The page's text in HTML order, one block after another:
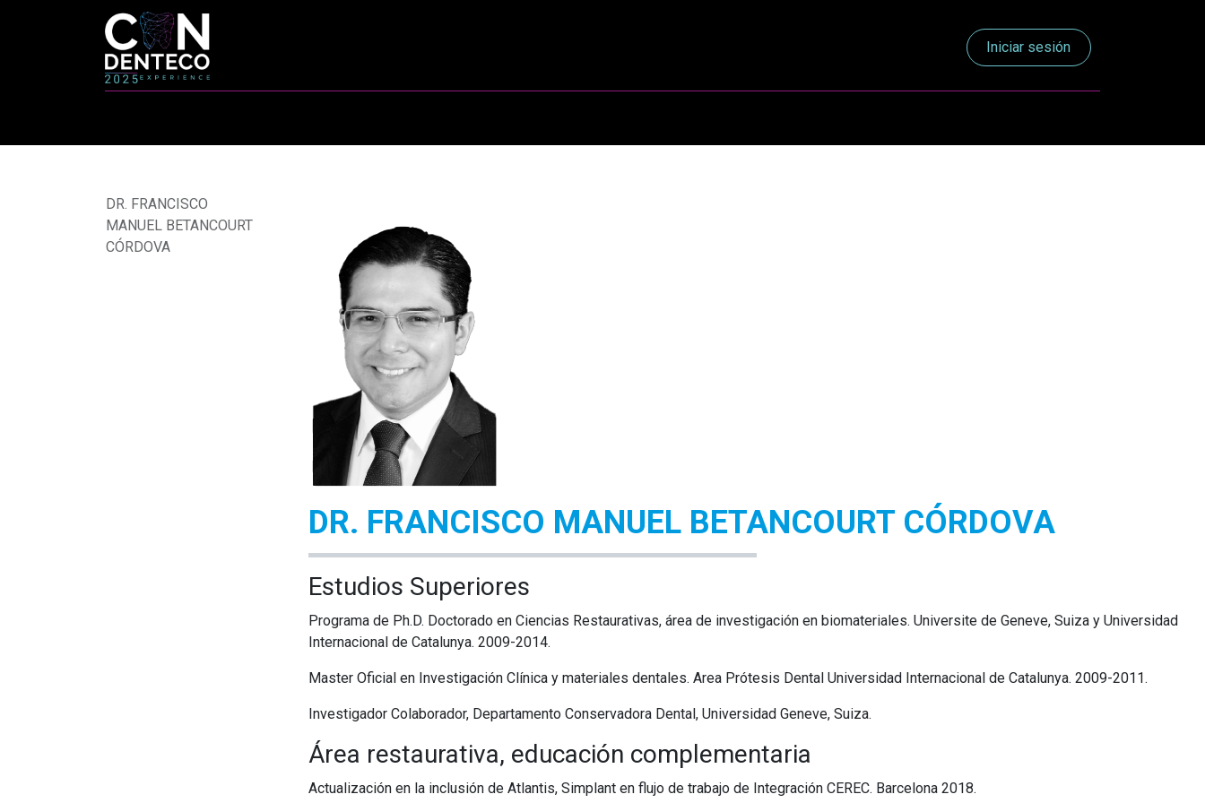
Iniciar sesión
DR. FRANCISCO
MANUEL BETANCOURT
CÓRDOVA
DR. FRANCISCO MANUEL BETANCOURT CÓRDOVA
​ Estudios Superiores
Programa de Ph.D. Doctorado en Ciencias Restaurativas, área de investigación en biomateriales. Universite de Geneve, Suiza y Universidad
Internacional de Catalunya. 2009-2014.
Master Oficial en Investigación Clínica y materiales dentales. Area Prótesis Dental Universidad Internacional de Catalunya. 2009-2011.
Investigador Colaborador, Departamento Conservadora Dental, Universidad Geneve, Suiza.
Área restaurativa, educación complementaria
Actualización en la inclusión de Atlantis, Simplant en flujo de trabajo de Integración CEREC. Barcelona 2018.